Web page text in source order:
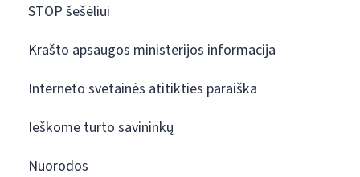
STOP šešėliui
Krašto apsaugos ministerijos informacija
Interneto svetainės atitikties paraiška
Ieškome turto savininkų
Nuorodos